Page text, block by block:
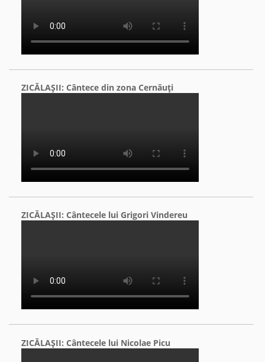
ZICĂLAŞII: Cântece din zona Cernăuţi
ZICĂLAŞII: Cântecele lui Grigori Vindereu
ZICĂLAŞII: Cântecele lui Nicolae Picu